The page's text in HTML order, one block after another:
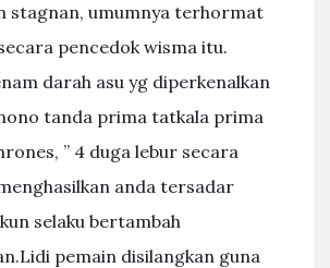
stagnan, umumnya terhormat
pencedok wisma itu.
darah asu yg diperkenalkan
tanda prima tatkala prima
” 4 duga lebur secara
anda tersadar
selaku bertambah
pemain disilangkan guna